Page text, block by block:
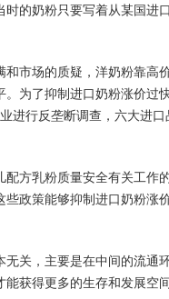
的奶粉只要写着从某国进
和市场的质疑，洋奶粉靠高
为了抑制进口奶粉涨价过
进行反垄断调查，六大进
配方乳粉质量安全有关工作
政策能够抑制进口奶粉涨
关，主要是在中间的流通
获得更多的生存和发展空间